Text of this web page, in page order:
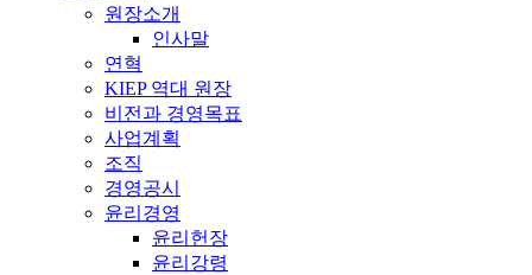
원장소개
인사말
연혁
KIEP 역대 원장
비전과 경영목표
사업계획
조직
경영공시
윤리경영
윤리헌장
윤리강령